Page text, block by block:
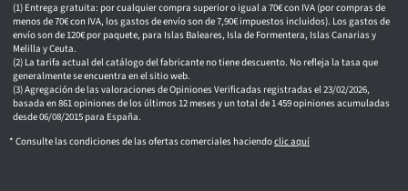
o
Entrega gratuita: por cualquier compra superior o igual a 70€ con IVA (por compras de
menos de 70€ con IVA, los gastos de envío son de 7,90€ impuestos incluidos). Los gastos de
envío son de 120€ por paquete, para Islas Baleares, Isla de Formentera, Islas Canarias y
Melilla y Ceuta.
La tarifa actual del catálogo del fabricante no tiene descuento. No refleja la tasa que
generalmente se encuentra en el sitio web.
Agregación de las valoraciones de Opiniones Verificadas registradas el 23/02/2026,
basada en 861 opiniones de los últimos 12 meses y un total de 1 459 opiniones acumuladas
desde 06/08/2015 para España.
* Consulte las condiciones de las ofertas comerciales haciendoclic aquí